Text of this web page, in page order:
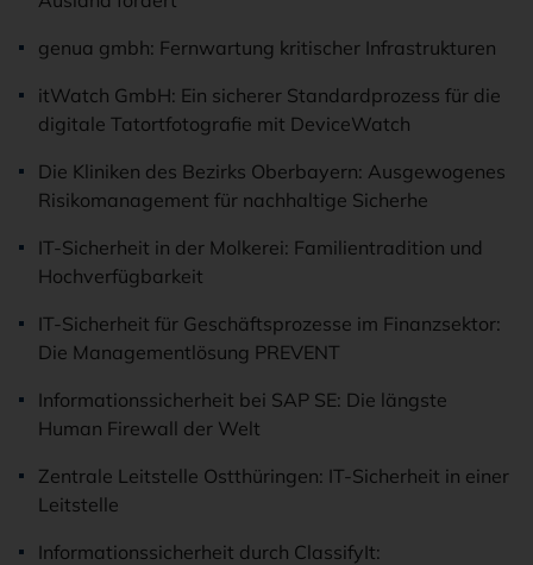
genua gmbh: Fernwartung kritischer Infrastrukturen
itWatch GmbH: Ein sicherer Standardprozess für die
digitale Tatortfotografie mit DeviceWatch
Die Kliniken des Bezirks Oberbayern: Ausgewogenes
Risikomanagement für nachhaltige Sicherhe
IT-Sicherheit in der Molkerei: Familientradition und
Hochverfügbarkeit
IT-Sicherheit für Geschäftsprozesse im Finanzsektor:
Die Managementlösung PREVENT
Informationssicherheit bei SAP SE: Die längste
Human Firewall der Welt
Zentrale Leitstelle Ostthüringen: IT-Sicherheit in einer
Leitstelle
Informationssicherheit durch ClassifyIt: